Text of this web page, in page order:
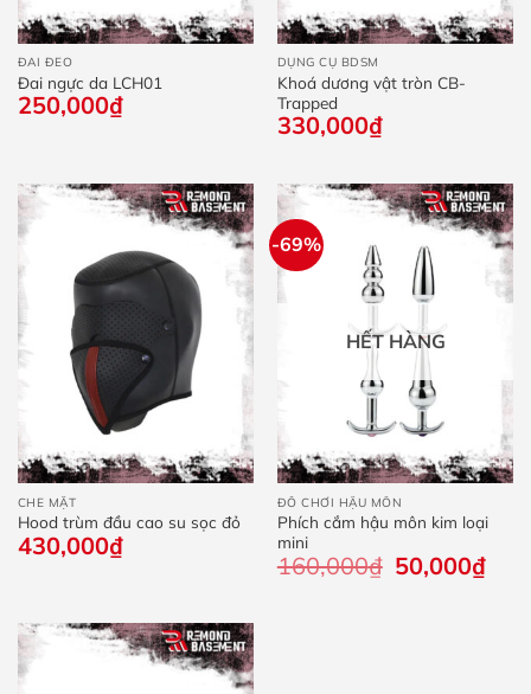
ĐAI ĐEO
Đai ngực da LCH01
250,000₫
DỤNG CỤ BDSM
Khoá dương vật tròn CB-
Trapped
330,000₫
CHE MẶT
Hood trùm đầu cao su sọc đỏ
430,000₫
-69%
HẾT HÀNG
ĐỒ CHƠI HẬU MÔN
Phích cắm hậu môn kim loại
mini
160,000₫ Giá
gốc
50,000₫Giá
hiện